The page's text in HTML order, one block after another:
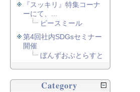
『スッキリ』特集コーナ
ーにて、...
ピースミール
第4回社内SDGsセミナー
開催
ぼんずおぶとらすと
Category